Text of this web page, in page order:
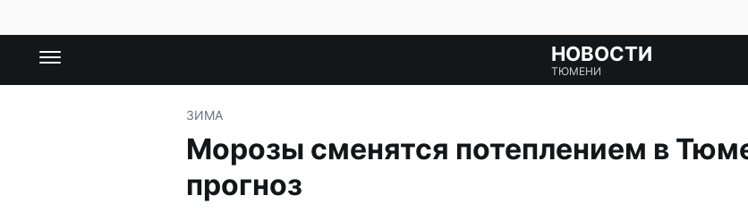
НОВОСТИ
ТЮМЕНИ
ЗИМА
Морозы сменятся потеплением в
прогноз